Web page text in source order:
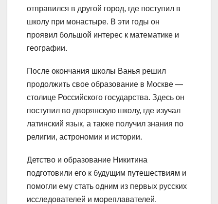
отправился в другой город, где поступил в
школу при монастыре. В эти годы он
проявил большой интерес к математике и
географии.
После окончания школы Ванья решил
продолжить свое образование в Москве —
столице Российского государства. Здесь он
поступил во дворянскую школу, где изучал
латинский язык, а также получил знания по
религии, астрономии и истории.
Детство и образование Никитина
подготовили его к будущим путешествиям и
помогли ему стать одним из первых русских
исследователей и мореплавателей.